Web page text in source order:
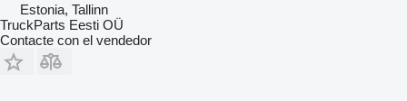
Estonia, Tallinn
TruckParts Eesti OÜ
Contacte con el vendedor